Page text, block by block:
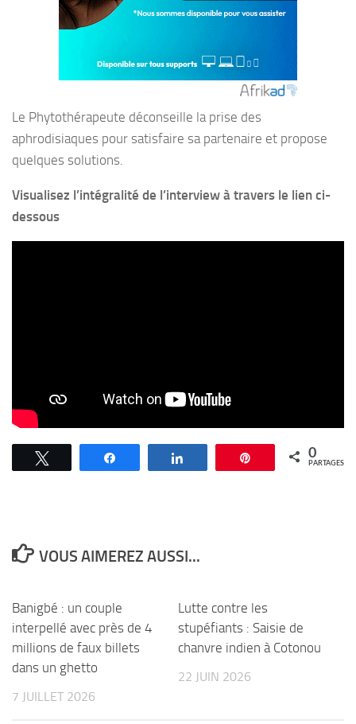
Le Phytothérapeute déconseille la prise des
aphrodisiaques pour satisfaire sa partenaire et propose
quelques solutions.
Visualisez l’intégralité de l’interview à travers le lien ci-
dessous
Épingle 0
PARTAGES
VOUS AIMEREZ AUSSI...
Banigbé : un couple
interpellé avec près de 4
millions de faux billets
dans un ghetto
7 JUILLET 2026
Lutte contre les
stupéfiants : Saisie de
chanvre indien à Cotonou
22 JUIN 2026